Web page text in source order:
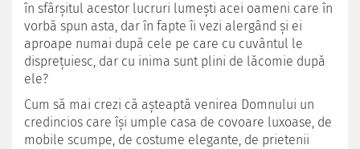
în sfârşitul acestor lucruri lumeşti acei oameni care în
vorbă spun asta, dar în fapte îi vezi alergând şi ei
aproape numai după cele pe care cu cuvântul le
dispreţuiesc, dar cu inima sunt plini de lăcomie după
ele?
Cum să mai crezi că aşteaptă venirea Domnului un
credincios care îşi umple casa de covoare luxoase, de
mobile scumpe, de costume elegante, de prietenii